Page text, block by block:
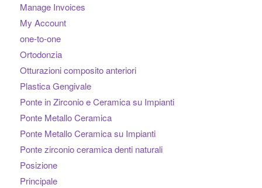
Manage Invoices
My Account
one-to-one
Ortodonzia
Otturazioni composito anteriori
Plastica Gengivale
Ponte in Zirconio e Ceramica su Impianti
Ponte Metallo Ceramica
Ponte Metallo Ceramica su Impianti
Ponte zirconio ceramica denti naturali
Posizione
Principale